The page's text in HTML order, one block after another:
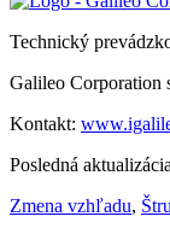
Technický
Galileo Corporation
Kontakt:
Posledná
Zmena vzhľadu,